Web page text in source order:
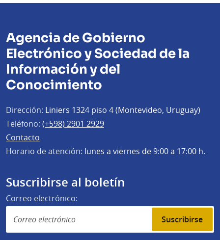
Agencia de Gobierno
Electrónico y Sociedad de la
Información y del
Conocimiento
Dirección: Liniers 1324 piso 4 (Montevideo, Uruguay)
Teléfono: (+598) 2901 2929
Contacto
Horario de atención: lunes a viernes de 9:00 a 17:00 h.
Suscribirse al boletín
Correo electrónico:
Suscribirse